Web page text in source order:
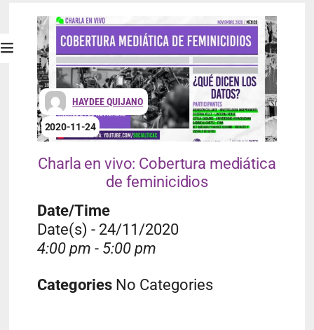
HAYDEE QUIJANO
2020-11-24
Charla en vivo: Cobertura mediática
de feminicidios
Date/Time
Date(s) - 24/11/2020
4:00 pm - 5:00 pm
Categories No Categories